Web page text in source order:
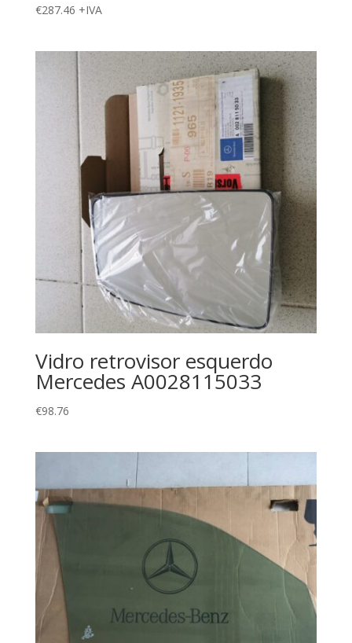
€287.46 +IVA
Vidro retrovisor esquerdo
Mercedes A0028115033
€98.76